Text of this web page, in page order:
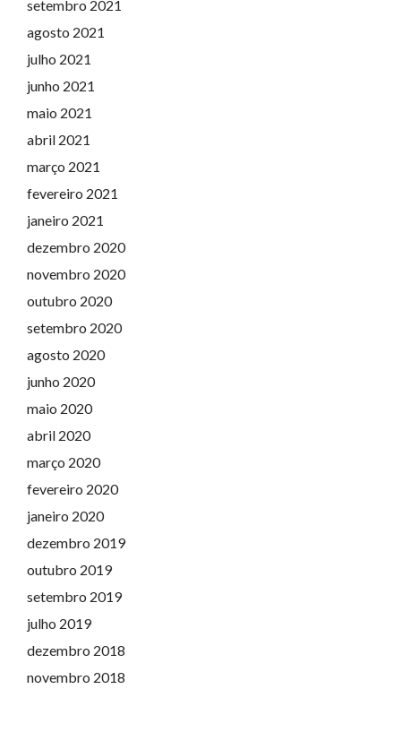
setembro 2021
agosto 2021
julho 2021
junho 2021
maio 2021
abril 2021
março 2021
fevereiro 2021
janeiro 2021
dezembro 2020
novembro 2020
outubro 2020
setembro 2020
agosto 2020
junho 2020
maio 2020
abril 2020
março 2020
fevereiro 2020
janeiro 2020
dezembro 2019
outubro 2019
setembro 2019
julho 2019
dezembro 2018
novembro 2018